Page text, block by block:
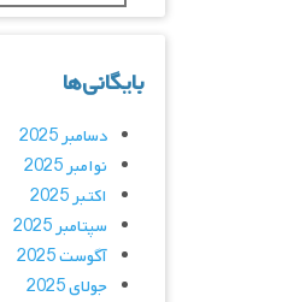
بایگانی‌ها
دسامبر 2025
نوامبر 2025
اکتبر 2025
سپتامبر 2025
آگوست 2025
جولای 2025